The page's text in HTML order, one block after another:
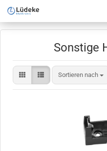
Sonstige
Sortieren nach
Sortieren nach